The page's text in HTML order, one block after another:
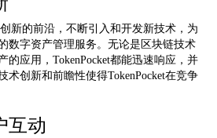
新的前沿，不断引入和开发新技术，为
数字资产管理服务。无论是区块链技术
的应用，TokenPocket都能迅速响应，并
术创新和前瞻性使得TokenPocket在竞争
互动